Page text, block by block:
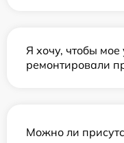
Я хочу, чтобы мое
ремонтировали
Можно ли